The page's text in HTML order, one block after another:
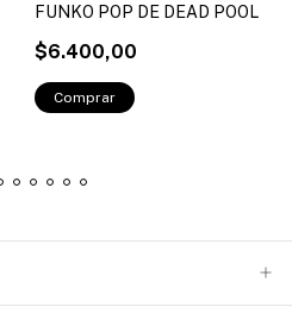
FUNKO POP DE DEAD POOL
$6.400,00